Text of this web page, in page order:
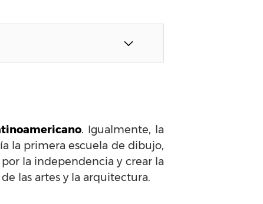
. Igualmente, la
la primera escuela de dibujo,
la independencia y crear la
las artes y la arquitectura.